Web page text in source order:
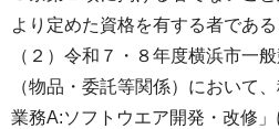
より定めた資格を有する者である
（２）令和７・８年度横浜市一
（物品・委託等関係）において
業務A:ソフトウエア開発・改修